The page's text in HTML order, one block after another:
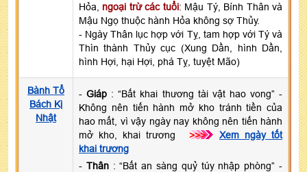
Hỏa, ngoại trừ các tuổi: Mậu Tý, Bính Thân và
Mậu Ngọ thuộc hành Hỏa không sợ Thủy.
- Ngày Thân lục hợp với Tỵ, tam hợp với Tý và
Thìn thành Thủy cục (Xung Dần, hình Dần,
hình Hợi, hại Hợi, phá Tỵ, tuyệt Mão)
Bành Tổ
Bách Kị
Nhật
-Giáp : “Bất khai thương tài vật hao vong” -
Không nên tiến hành mở kho tránh tiền của
hao mất, vì vậy ngày nay không nên tiến hành
mở kho, khai trương
>>>
Xem ngày tốt
khai trương
- Thân: “Bất an sàng quỷ túy nhập phòng” -